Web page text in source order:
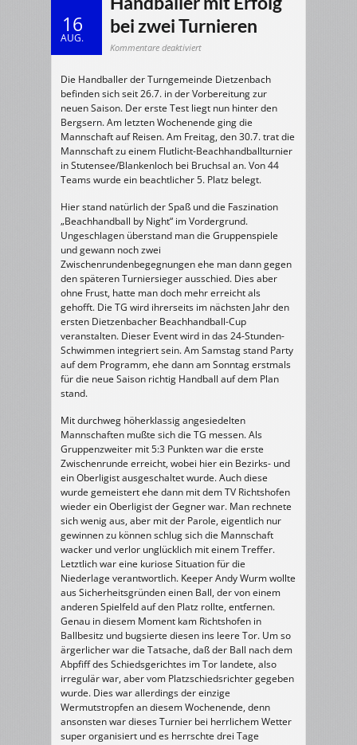
16
AUG.
bei zwei Turnieren
Kommentare deaktiviertfür
mit
Erfolg
bei
Turnieren
Die Handballer der Turngemeinde Dietzenbach
befinden sich seit 26.7. in der Vorbereitung zur
neuen Saison. Der erste Test liegt nun hinter den
Bergsern. Am letzten Wochenende ging die
Mannschaft auf Reisen. Am Freitag, den 30.7. trat die
Mannschaft zu einem Flutlicht-Beachhandballturnier
in Stutensee/Blankenloch bei Bruchsal an. Von 44
Teams wurde ein beachtlicher 5. Platz belegt.
Hier stand natürlich der Spaß und die Faszination
„Beachhandball by Night“ im Vordergrund.
Ungeschlagen überstand man die Gruppenspiele
und gewann noch zwei
Zwischenrundenbegegnungen ehe man dann gegen
den späteren Turniersieger ausschied. Dies aber
ohne Frust, hatte man doch mehr erreicht als
gehofft. Die TG wird ihrerseits im nächsten Jahr den
ersten Dietzenbacher Beachhandball-Cup
veranstalten. Dieser Event wird in das 24-Stunden-
Schwimmen integriert sein. Am Samstag stand Party
auf dem Programm, ehe dann am Sonntag erstmals
für die neue Saison richtig Handball auf dem Plan
stand.
Mit durchweg höherklassig angesiedelten
Mannschaften mußte sich die TG messen. Als
Gruppenzweiter mit 5:3 Punkten war die erste
Zwischenrunde erreicht, wobei hier ein Bezirks- und
ein Oberligist ausgeschaltet wurde. Auch diese
wurde gemeistert ehe dann mit dem TV Richtshofen
wieder ein Oberligist der Gegner war. Man rechnete
sich wenig aus, aber mit der Parole, eigentlich nur
gewinnen zu können schlug sich die Mannschaft
wacker und verlor unglücklich mit einem Treffer.
Letztlich war eine kuriose Situation für die
Niederlage verantwortlich. Keeper Andy Wurm wollte
aus Sicherheitsgründen einen Ball, der von einem
anderen Spielfeld auf den Platz rollte, entfernen.
Genau in diesem Moment kam Richtshofen in
Ballbesitz und bugsierte diesen ins leere Tor. Um so
ärgerlicher war die Tatsache, daß der Ball nach dem
Abpfiff des Schiedsgerichtes im Tor landete, also
irregulär war, aber vom Platzschiedsrichter gegeben
wurde. Dies war allerdings der einzige
Wermutstropfen an diesem Wochenende, denn
ansonsten war dieses Turnier bei herrlichem Wetter
super organisiert und es herrschte drei Tage